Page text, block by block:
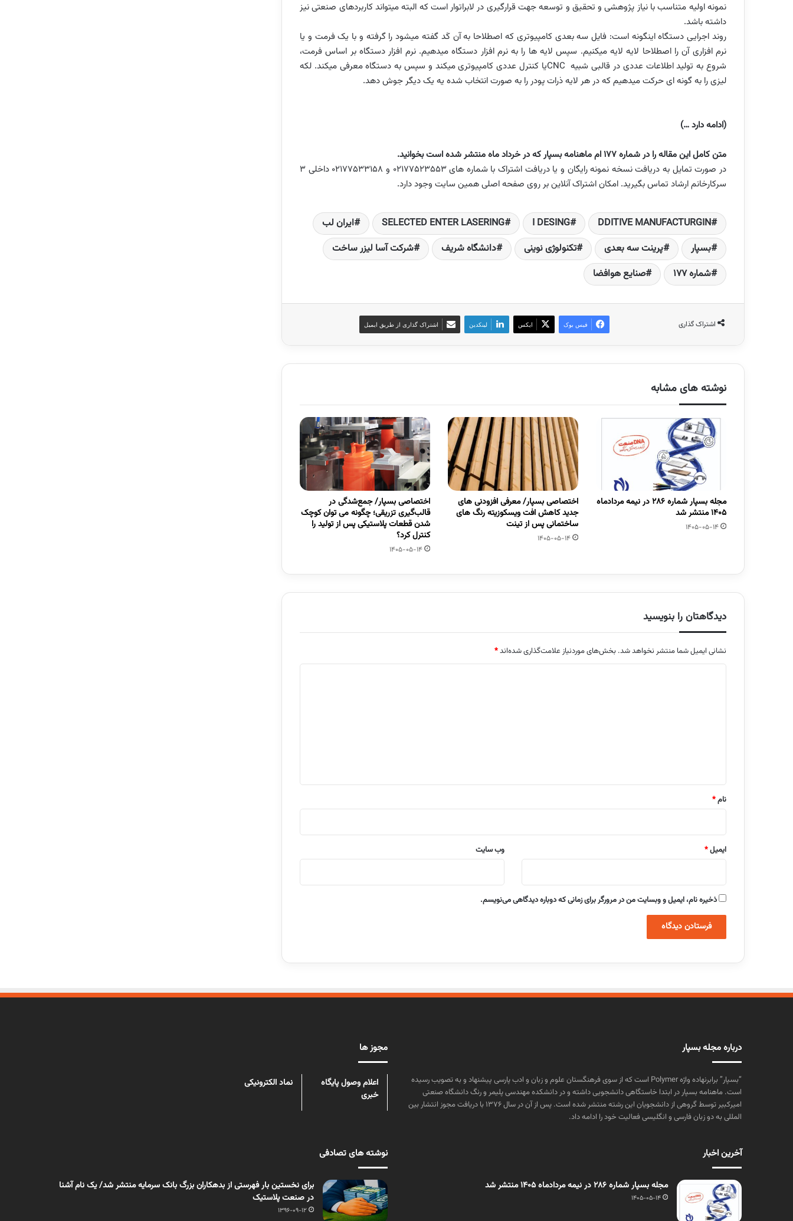
نمونه اولیه متناسب با نیاز پژوهشی و تحقیق و توسعه جهت قرارگیری در لابراتوار است که البته می­تواند کاربردهای صنعتی نیز
داشته­ باشد.
روند اجرایی دستگاه اینگونه است: فایل سه بعدی کامپیوتری که اصطلاحا به آن کَد گفته می­شود را گرفته و با یک فرمت و یا
نرم­ افزاری آن را اصطلاحا لایه لایه می­کنیم. سپس لایه­ ها را به نرم­ افزار دستگاه می­دهیم. نرم افزار دستگاه بر اساس فرمت،
شروع به تولید اطلاعات عددی در قالبی شبیه CNCیا کنترل عددی کامپیوتری می­کند و سپس به دستگاه معرفی می­کند. لکه
لیزی را به گونه­ ای حرکت می­دهیم که در هر لایه ذرات پودر را به صورت انتخاب شده یه یک دیگر جوش دهد.
(ادامه دارد …)
متن کامل این مقاله را در شماره 177 ام ماهنامه بسپار که در خرداد ماه منتشر شده است بخوانید.
در صورت تمایل به دریافت نسخه نمونه رایگان و یا دریافت اشتراک با شماره های 02177523553 و 02177533158 داخلی 3
سرکارخانم ارشاد تماس بگیرید. امکان اشتراک آنلاین بر روی صفحه اصلی همین سایت وجود دارد.
DDITIVE MANUFACTURGIN
I DESING
SELECTED ENTER LASERING
ایران لب
بسپار
پرینت سه بعدی تکنولوژی نوینی دانشگاه شریف
شرکت آسا لیزر ساخت
شماره 177
صنایع هوافضا
اشتراک گذاری فیس بوک ایکس لینکدین اشتراک گذاری از طریق ایمیل
نوشته های مشابه
مجله بسپار شماره 286 در نیمه مردادماه
1405 منتشر شد
1405-05-14
اختصاصی بسپار/ معرفی افزودنی های
جدید کاهش افت ویسکوزیته رنگ های
ساختمانی پس از تینت
1405-05-14
اختصاصی بسپار/ جمع‌شدگی در
قالب‌گیری تزریقی؛ چگونه می توان کوچک
شدن قطعات پلاستیکی پس از تولید را
کنترل کرد؟
1405-05-14
دیدگاهتان را بنویسید
نشانی ایمیل شما منتشر نخواهد شد. بخش‌های موردنیاز علامت‌گذاری شده‌اند*
نام*
ایمیل* وب‌ سایت
ذخیره نام، ایمیل و وبسایت من در مرورگر برای زمانی که دوباره دیدگاهی می‌نویسم.
درباره مجله بسپار
“بسپار” برابرنهاده واژه Polymer است که از سوی فرهنگستان علوم و زبان و ادب پارسی پیشنهاد و به تصویب رسیده
است. ماهنامه بسپار در ابتدا خاستگاهی دانشجویی داشته و در دانشکده مهندسی پلیمر و رنگ دانشگاه صنعتی
امیرکبیر توسط گروهی از دانشجویان این رشته منتشر شده است. پس از آن در سال ۱۳۷۶ با دریافت مجوز انتشار بین
المللی به دو زبان فارسی و انگلیسی فعالیت خود را ادامه داد.
مجوز ها
اعلام وصول پایگاه
خبری
نماد الکترونیکی
آخرین اخبار
مجله بسپار شماره 286 در نیمه مردادماه 1405 منتشر شد
1405-05-14
نوشته های تصادفی
برای نخستین بار فهرستی از بدهکاران بزرگ بانک سرمایه منتشر شد/ یک نام آشنا
در صنعت پلاستیک
1396-09-12